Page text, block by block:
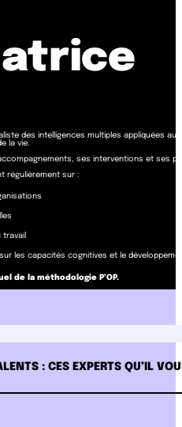
des intelligences multiples appliquées
la vie.
ses interventions et ses
régulièrement sur :
travail
sur les capacités cognitives et le
de la méthodologie P’OP.
: CES EXPERTS QU’IL